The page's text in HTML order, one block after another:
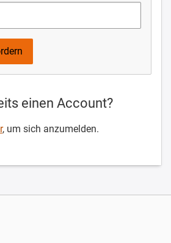
einen Account?
, um sich anzumelden.